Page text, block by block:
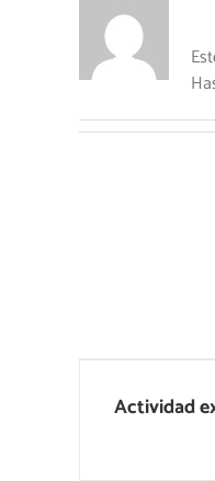
Actividad